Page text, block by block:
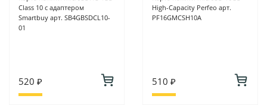
Class 10 с адаптером
Smartbuy арт. SB4GBSDCL10-
01
520 ₽
High-Capacity Perfeo арт.
PF16GMCSH10A
510 ₽